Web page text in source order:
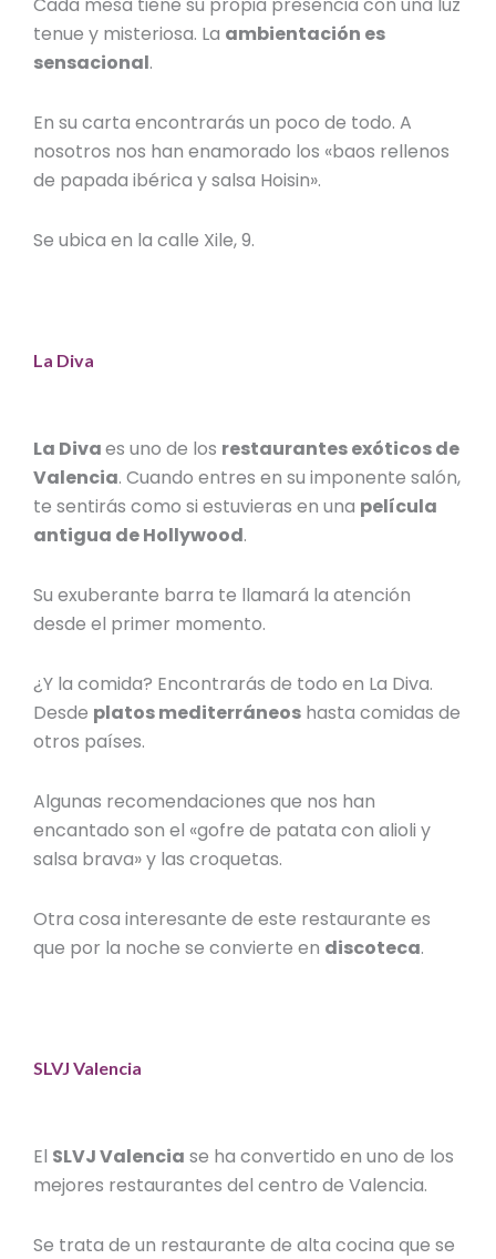
tenue y misteriosa. La ambientación es
sensacional.
En su carta encontrarás un poco de todo. A
nosotros nos han enamorado los «baos rellenos
de papada ibérica y salsa Hoisin».
Se ubica en la calle Xile, 9.
La Diva
La Divaes uno de los restaurantes exóticos de
Valencia.Cuando entres en su imponente salón,
te sentirás como si estuvieras en una película
antigua de Hollywood.
Su exuberante barra te llamará la atención
desde el primer momento.
¿Y la comida? Encontrarás de todo en La Diva.
Desde platos mediterráneos hasta comidas de
otros países.
Algunas recomendaciones que nos han
encantado son el «gofre de patata con alioli y
salsa brava» y las croquetas.
Otra cosa interesante de este restaurante es
que por la noche se convierte en discoteca.
SLVJ Valencia
El SLVJ Valencia se ha convertido en uno de los
mejores restaurantes del centro de Valencia.
Se trata de un restaurante de alta cocina que se